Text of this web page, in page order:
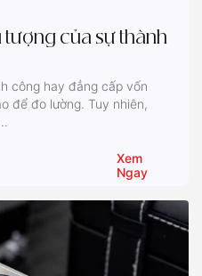
tượng của sự thành
công hay đẳng cấp vốn
để đo lường. Tuy nhiên,
Xem
Ngay